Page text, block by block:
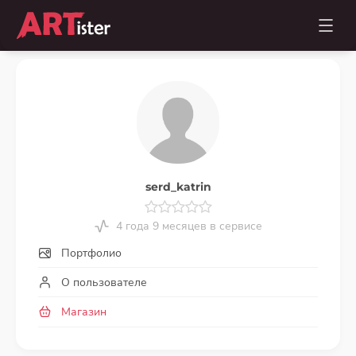
serd_katrin
4 года 9 месяцев в сервисе
Портфолио
О пользователе
Магазин